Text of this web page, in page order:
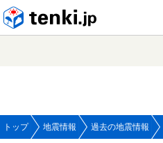
トップ 地震情報 過去の地震情報